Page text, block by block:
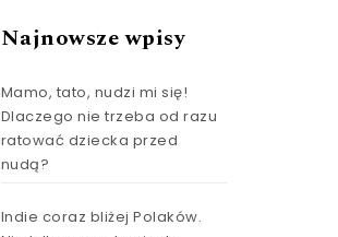
Najnowsze wpisy
Mamo, tato, nudzi mi się!
Dlaczego nie trzeba od razu
ratować dziecka przed
nudą?
Indie coraz bliżej Polaków.